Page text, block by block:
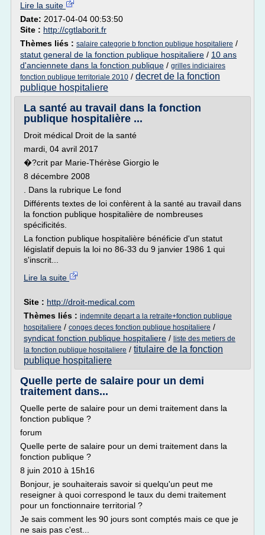
Lire la suite
Date: 2017-04-04 00:53:50
Site : http://cgtlaborit.fr
Thèmes liés : salaire categorie b fonction publique hospitaliere /
statut general de la fonction publique hospitaliere / 10 ans
d'anciennete dans la fonction publique / grilles indiciaires
fonction publique territoriale 2010 / decret de la fonction
publique hospitaliere
La santé au travail dans la fonction
publique hospitalière ...
Droit médical Droit de la santé
mardi, 04 avril 2017
�?crit par Marie-Thérèse Giorgio le
8 décembre 2008
. Dans la rubrique Le fond
Différents textes de loi confèrent à la santé au travail dans
la fonction publique hospitalière de nombreuses
spécificités.
La fonction publique hospitalière bénéficie d'un statut
législatif depuis la loi no 86-33 du 9 janvier 1986 1 qui
s'inscrit...
Lire la suite
Site : http://droit-medical.com
Thèmes liés : indemnite depart a la retraite+fonction publique
hospitaliere / conges deces fonction publique hospitaliere /
syndicat fonction publique hospitaliere / liste des metiers de
la fonction publique hospitaliere / titulaire de la fonction
publique hospitaliere
Quelle perte de salaire pour un demi
traitement dans...
Quelle perte de salaire pour un demi traitement dans la
fonction publique ?
forum
Quelle perte de salaire pour un demi traitement dans la
fonction publique ?
8 juin 2010 à 15h16
Bonjour, je souhaiterais savoir si quelqu'un peut me
reseigner à quoi correspond le taux du demi traitement
pour un fonctionnaire territorial ?
Je sais comment les 90 jours sont comptés mais ce que je
ne sais pas c'est...